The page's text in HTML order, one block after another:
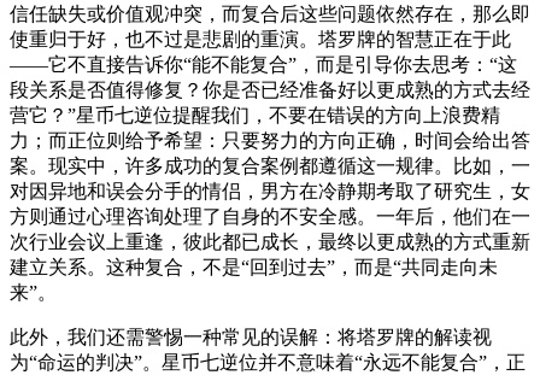
信任缺失或价值观冲突，而复合后这些问题依然存在，那么即
使重归于好，也不过是悲剧的重演。塔罗牌的智慧正在于此
——它不直接告诉你“能不能复合”，而是引导你去思考：“这
段关系是否值得修复？你是否已经准备好以更成熟的方式去经
营它？”星币七逆位提醒我们，不要在错误的方向上浪费精
力；而正位则给予希望：只要努力的方向正确，时间会给出答
案。现实中，许多成功的复合案例都遵循这一规律。比如，一
对因异地和误会分手的情侣，男方在冷静期考取了研究生，女
方则通过心理咨询处理了自身的不安全感。一年后，他们在一
次行业会议上重逢，彼此都已成长，最终以更成熟的方式重新
建立关系。这种复合，不是“回到过去”，而是“共同走向未
来”。
此外，我们还需警惕一种常见的误解：将塔罗牌的解读视
为“命运的判决”。星币七逆位并不意味着“永远不能复合”，正